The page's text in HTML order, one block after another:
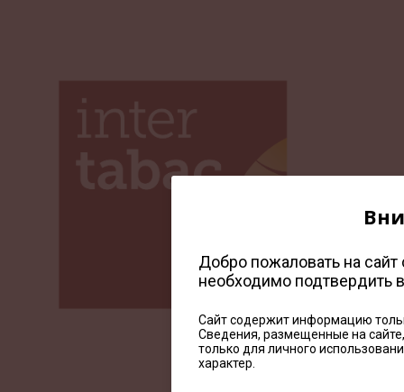
Добро пожаловать на
необходимо подтвердить
Сайт содержит информацию
Сведения, размещенные на
только для личного
характер.